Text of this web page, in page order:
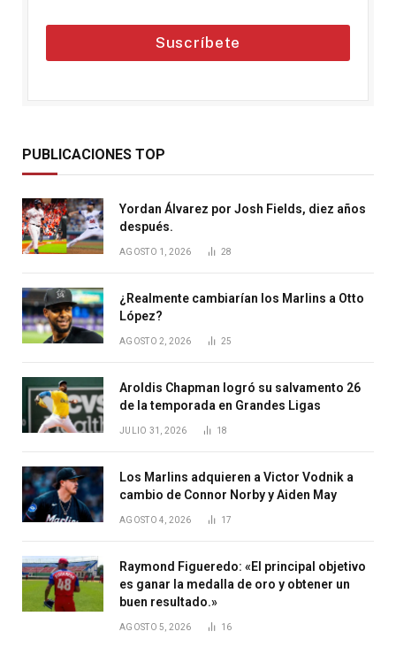
Suscríbete
PUBLICACIONES TOP
Yordan Álvarez por Josh Fields, diez años
después.
AGOSTO 1, 2026 28
¿Realmente cambiarían los Marlins a Otto
López?
AGOSTO 2, 2026 25
Aroldis Chapman logró su salvamento 26
de la temporada en Grandes Ligas
JULIO 31, 2026 18
Los Marlins adquieren a Victor Vodnik a
cambio de Connor Norby y Aiden May
AGOSTO 4, 2026 17
Raymond Figueredo: «El principal objetivo
es ganar la medalla de oro y obtener un
buen resultado.»
AGOSTO 5, 2026 16